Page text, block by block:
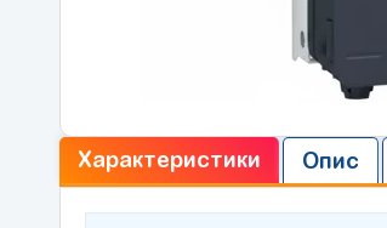
Характеристики Опис